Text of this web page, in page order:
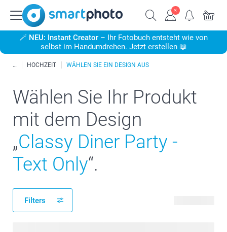
🪄 NEU: Instant Creator – Ihr Fotobuch entsteht wie von
selbst im Handumdrehen. Jetzt erstellen 📖
HOCHZEIT WÄHLEN SIE EIN DESIGN AUS
Wählen Sie Ihr Produkt
mit dem Design
„Classy Diner Party -
Text Only“.
Filters